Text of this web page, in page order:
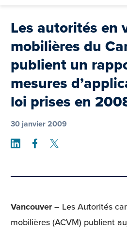
Les autorités en
mobilières du
publient un
mesures
loi prises en
30 janvier 2009
Share on LinkedIn
Share on Facebook
Vancouver– Les Autorités
mobilières (ACVM) publient